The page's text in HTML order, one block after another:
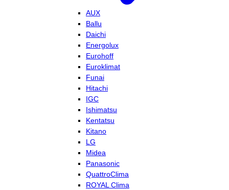
AUX
Ballu
Daichi
Energolux
Eurohoff
Euroklimat
Funai
Hitachi
IGC
Ishimatsu
Kentatsu
Kitano
LG
Midea
Panasonic
QuattroClima
ROYAL Clima